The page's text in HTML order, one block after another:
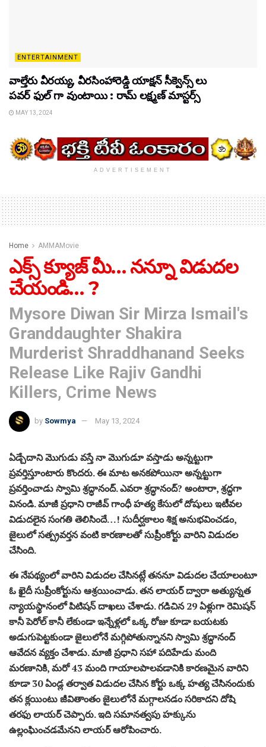
ENTERTAINMENT
వాల్తేరు వీరయ్య, వీరసింహారెడ్డి యాక్షన్ సీక్వెన్స్ లు
పవర్ ఫుల్ గా వుంటాయి : రామ్ లక్ష్మణ్ మాస్టర్స్
MAY 13, 2024
ADVERTISEMENT
Home AMMAMovie
ఎక్స్ క్యూజ్ మీ… నన్నూ విడుదల
చేయండి… ?
Mysore Diwan Sir Mirza Ismail's
Granddaughter Shakira
Murderist Shraddhanand Seeks
Release Like Rajiv Gandhi
Killers, Crime News
by Sowmya May 13, 2024
ఏడ్చేదాని మొగుడు వస్తే నా మొగుడూ వస్తాడు అన్నట్టుగా
ప్రవర్తిస్తూంటారు కొందరు. ఈ మాట అనకపోయినా అన్నట్టుగా
ప్రవర్తించాడు స్వామి శ్రద్ధానంద్. ఎవరా శ్రద్ధానంద్? అంటారా, శ్రద్ధగా
వినండి. మాజీ ప్రధాని రాజీవ్ గాంధీ హత్య కేసులో దోషులు ఇటీవల
విడుదలైన సంగతి తెలిసిందే…! సుదీర్ఘకాలం శిక్ష అనుభవించడం,
జైలులో సత్ప్రవర్తన వంటి కారణాలతో సుప్రీంకోర్టు వారిని విడుదల
చేసింది.
ఈ నేపథ్యంలో వారిని విడుదల చేసినట్లే తననూ విడుదల చేయాలంటూ
ఓ ఖైదీ సుప్రీంకోర్టును ఆశ్రయించాడు. తన లాయర్ ద్వారా అత్యున్నత
న్యాయస్థానంలో పిటిషన్ దాఖలు చేశాడు. గడిచిన 29 ఏళ్లుగా రెమిషన్
కానీ పెరోల్ కానీ లేకుండా ఇన్నేళ్లలో ఒక్క రోజు కూడా బయటకు
అడుగుపెట్టకుండా జైలులోనే మగ్గిపోతున్నానని స్వామి శ్రద్ధానంద్
ఆవేదన వ్యక్తం చేశాడు. మాజీ ప్రధాని సహా పదిహేడు మంది
మరణానికి, మరో 43 మంది గాయాలపాలవడానికి కారణమైన వారిని
కూడా 30 ఏండ్ల తర్వాత విడుదల చేసిన కోర్టు ఒక్క హత్య చేసినందుకు
తన క్లయింటు జీవితాంతం జైలులోనే మగ్గాలనడం సరికాదని దోషి
తరఫు లాయర్ చెప్పారు. ఇది సమానత్వపు హక్కును
ఉల్లంఘించడమేనని లాయర్ ఆరోపించారు.